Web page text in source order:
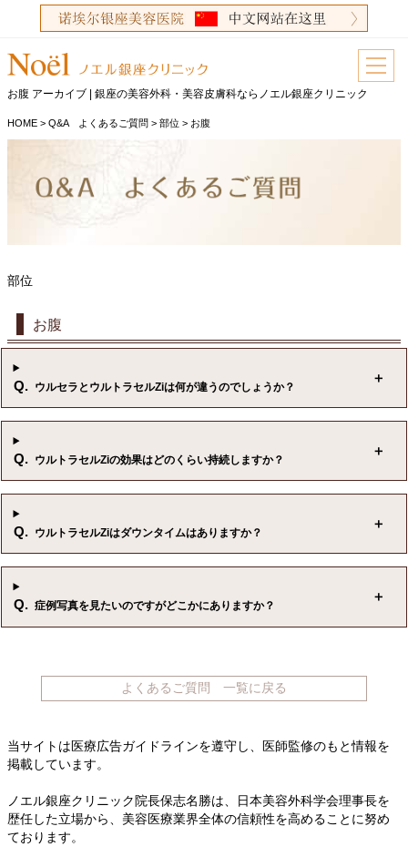
お腹 アーカイブ | 銀座の美容外科・美容皮膚科ならノエル銀座クリニック
HOME >Q&A よくあるご質問 >部位 > お腹
部位
お腹
Q. ウルセラとウルトラセルZiは何が違うのでしょうか？
Q. ウルトラセルZiの効果はどのくらい持続しますか？
Q. ウルトラセルZiはダウンタイムはありますか？
Q. 症例写真を見たいのですがどこかにありますか？
よくあるご質問 一覧に戻る
当サイトは医療広告ガイドラインを遵守し、
医師監修のもと情報を
掲載しています。
ノエル銀座クリニック院長保志名勝は、日本美容外科学会理事長を
歴任した立場から、美容医療業界全体の信頼性を高めることに努め
ております。